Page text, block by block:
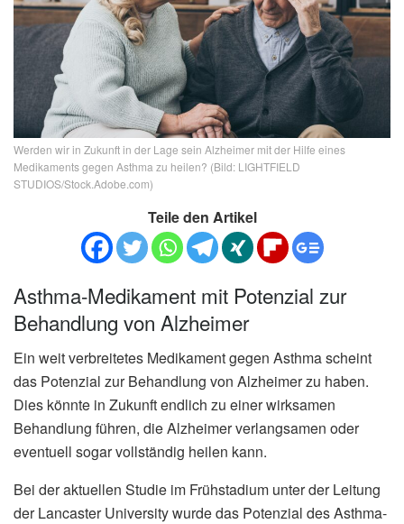
Werden wir in Zukunft in der Lage sein Alzheimer mit der Hilfe eines
Medikaments gegen Asthma zu heilen? (Bild: LIGHTFIELD
STUDIOS/Stock.Adobe.com)
Teile den Artikel
Asthma-Medikament mit Potenzial zur
Behandlung von Alzheimer
Ein weit verbreitetes Medikament gegen Asthma scheint
das Potenzial zur Behandlung von Alzheimer zu haben.
Dies könnte in Zukunft endlich zu einer wirksamen
Behandlung führen, die Alzheimer verlangsamen oder
eventuell sogar vollständig heilen kann.
Bei der aktuellen Studie im Frühstadium unter der Leitung
der Lancaster University wurde das Potenzial des Asthma-